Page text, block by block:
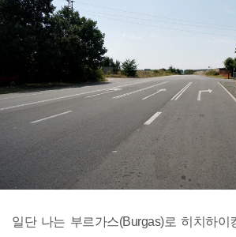
일단 나는 부르가스(Burgas)로 히치하이